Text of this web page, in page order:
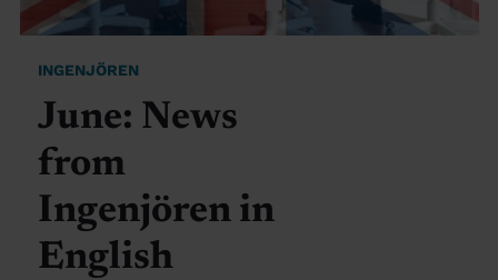
INGENJÖREN
June: News
from
Ingenjören in
English